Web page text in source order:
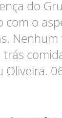
do
o
Oliveira.